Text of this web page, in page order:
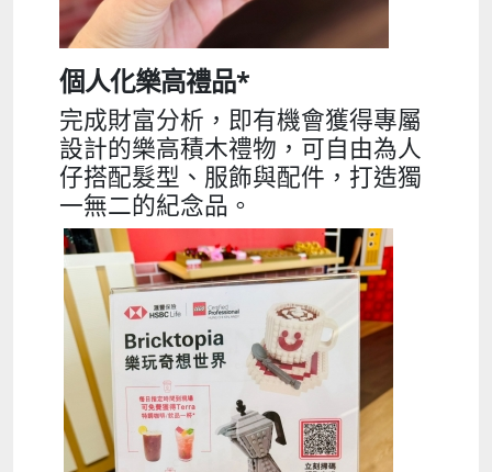
個人化樂高禮品*
完成財富分析，即有機會獲得專屬
設計的樂高積木禮物，可自由為人
仔搭配髮型、服飾與配件，打造獨
一無二的紀念品。